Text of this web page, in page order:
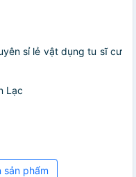
sỉ lẻ vật dụng tu sĩ cư
Lạc
sản phẩm